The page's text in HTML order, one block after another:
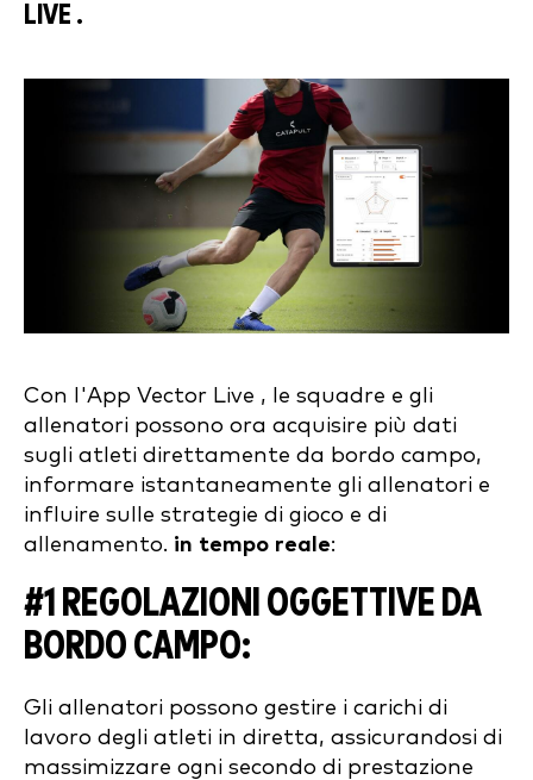
LIVE .
Con l'App Vector Live , le squadre e gli
allenatori possono ora acquisire più dati
sugli atleti direttamente da bordo campo,
informare istantaneamente gli allenatori e
influire sulle strategie di gioco e di
allenamento. in tempo reale:
#1 REGOLAZIONI OGGETTIVE DA
BORDO CAMPO:
Gli allenatori possono gestire i carichi di
lavoro degli atleti in diretta, assicurandosi di
massimizzare ogni secondo di prestazione